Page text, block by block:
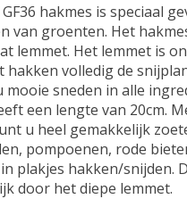
hakmes is speciaal
van groenten. Het
lemmet. Het lemmet is
hakken volledig de
mooie sneden in alle
een lengte van 20cm.
u heel gemakkelijk
pompoenen, rode
plakjes hakken/snijden.
door het diepe lemmet.